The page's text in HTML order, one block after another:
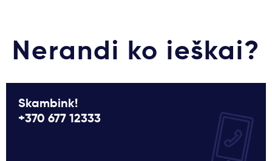
Nerandi ko ieškai?
Skambink!
+370 677 12333